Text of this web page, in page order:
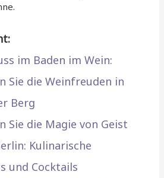
im Baden im Wein:
Sie die Weinfreuden in
Berg
Sie die Magie von Geist
Kulinarische
und Cocktails